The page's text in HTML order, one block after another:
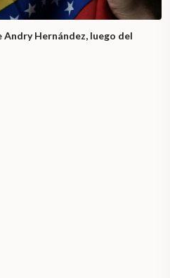
Hernández, luego del